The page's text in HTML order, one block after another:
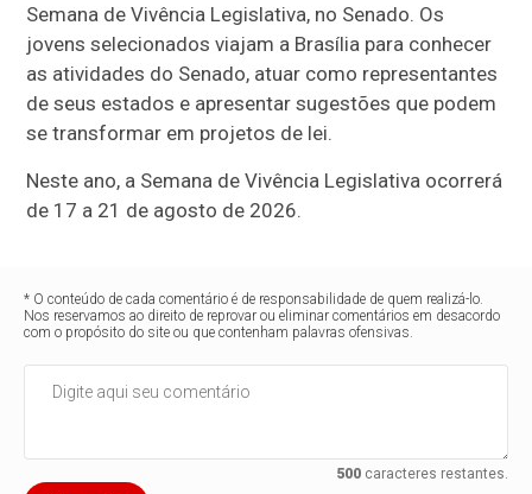
Semana de Vivência Legislativa, no Senado. Os
jovens selecionados viajam a Brasília para conhecer
as atividades do Senado, atuar como representantes
de seus estados e apresentar sugestões que podem
se transformar em projetos de lei.
Neste ano, a Semana de Vivência Legislativa ocorrerá
de 17 a 21 de agosto de 2026.
* O conteúdo de cada comentário é de responsabilidade de quem realizá-lo.
Nos reservamos ao direito de reprovar ou eliminar comentários em desacordo
com o propósito do site ou que contenham palavras ofensivas.
500caracteres restantes.